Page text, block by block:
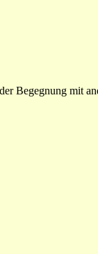
Begegnung mit